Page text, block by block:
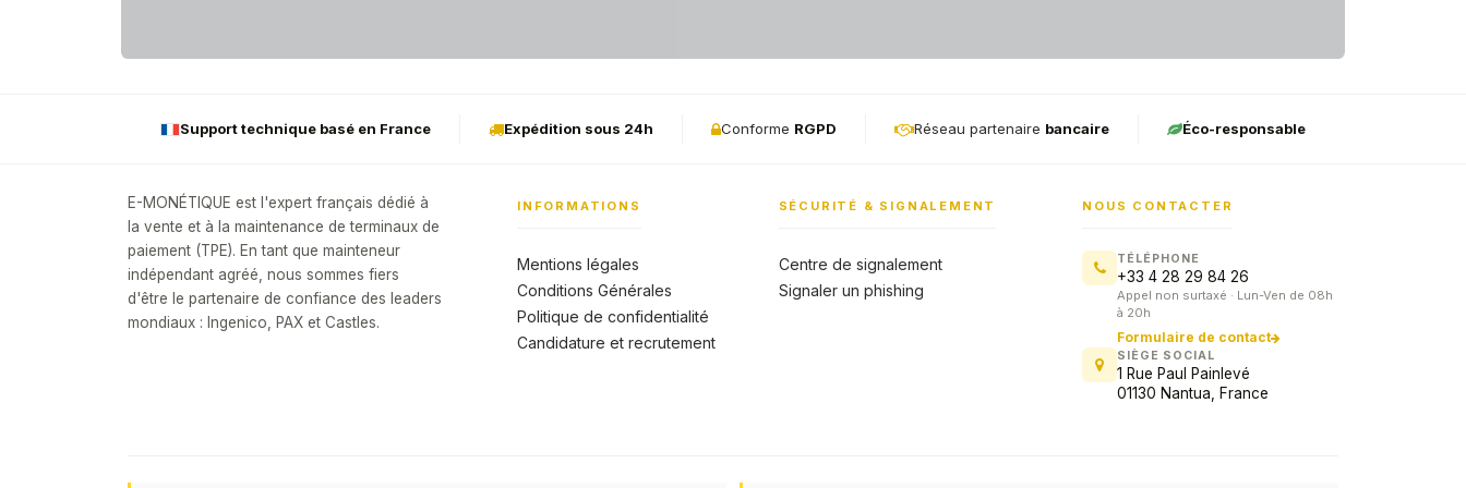
Support technique basé en France Expédition sous 24h Conforme RGPD Réseau partenaire bancaire Éco-responsable
E-MONÉTIQUE est l'expert français dédié à
la vente et à la maintenance de terminaux de
paiement (TPE). En tant que mainteneur
indépendant agréé, nous sommes fiers
d'être le partenaire de confiance des leaders
mondiaux : Ingenico, PAX et Castles.
INFORMATIONS
Mentions légales
Conditions Générales
Politique de confidentialité
Candidature et recrutement
SÉCURITÉ & SIGNALEMENT
Centre de signalement
Signaler un phishing
NOUS CONTACTER
TÉLÉPHONE
+33 4 28 29 84 26
Appel non surtaxé · Lun-Ven de 08h
à 20h
Formulaire de contact
SIÈGE SOCIAL
1 Rue Paul Painlevé
01130 Nantua, France